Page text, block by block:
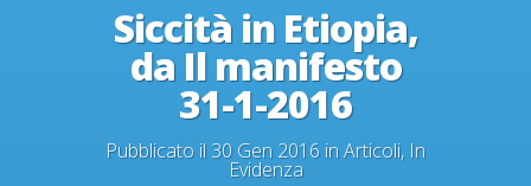
Siccità in Etiopia,
da Il manifesto
31-1-2016
Pubblicato il 30 Gen 2016 inArticoli, In
Evidenza